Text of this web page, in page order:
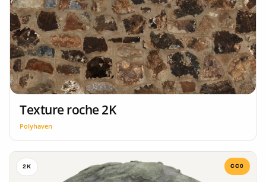
Texture roche 2K
Polyhaven
2K CC0